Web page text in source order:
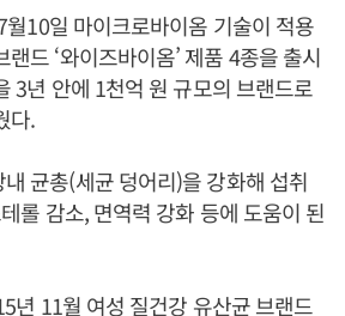
10일 마이크로바이옴 기술이 적용
드 ‘와이즈바이옴’ 제품 4종을 출시
3년 안에 1천억 원 규모의 브랜드로
다.
균총(세균 덩어리)을 강화해 섭취
롤 감소, 면역력 강화 등에 도움이 된
년 11월 여성 질건강 유산균 브랜드